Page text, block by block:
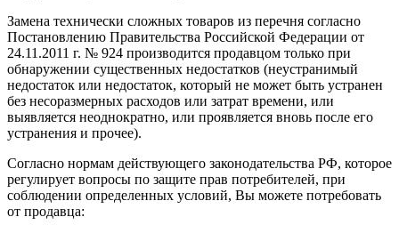
Замена технически сложных товаров из перечня согласно
Постановлению Правительства Российской Федерации от
24.11.2011 г. № 924 производится продавцом только при
обнаружении существенных недостатков (неустранимый
недостаток или недостаток, который не может быть устранен
без несоразмерных расходов или затрат времени, или
выявляется неоднократно, или проявляется вновь после его
устранения и прочее).
Согласно нормам действующего законодательства РФ, которое
регулирует вопросы по защите прав потребителей, при
соблюдении определенных условий, Вы можете потребовать
от продавца: